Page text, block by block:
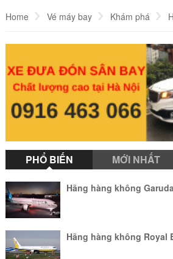
Home Vé máy bay Khám phá
Hãng hàng không LOT Polish Airlines
PHỔ BIẾN MỚI NHẤT
Hãng hàng không
Hãng hàng không Royal